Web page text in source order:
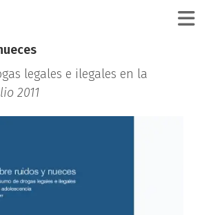
legales e ilegales en la
2011